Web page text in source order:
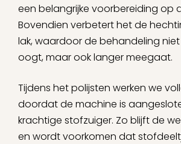
een belangrijke voorbereiding op
Bovendien verbetert het de
lak, waardoor de behandeling
oogt, maar ook langer meegaat.
Tijdens het polijsten werken we
doordat de machine is
krachtige stofzuiger. Zo blijft de
en wordt voorkomen dat